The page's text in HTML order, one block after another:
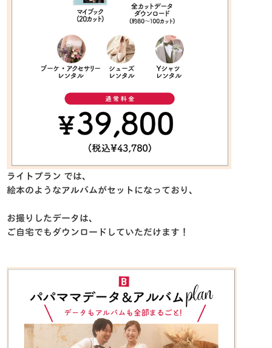
ライトプラン では、
絵本のようなアルバムがセットになっており、
お撮りしたデータは、
ご自宅でもダウンロードしていただけます！